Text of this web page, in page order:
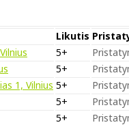
Likutis
5+
5+
1, Vilnius 5+
5+
5+